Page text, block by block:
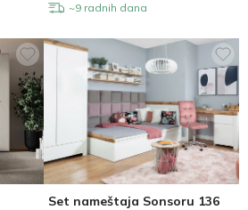
~9 radnih dana
Set nameštaja Sonsoru 136